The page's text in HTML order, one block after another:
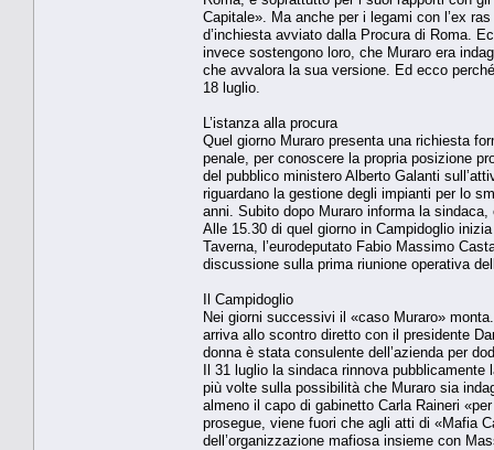
Capitale». Ma anche per i legami con l’ex
d’inchiesta avviato dalla Procura di Roma.
invece sostengono loro, che Muraro era
che avvalora la sua versione. Ed ecco
18 luglio.
L’istanza alla procura
Quel giorno Muraro presenta una richiesta
penale, per conoscere la propria posizione
del pubblico ministero Alberto Galanti
riguardano la gestione degli impianti per lo
anni. Subito dopo Muraro informa la
Alle 15.30 di quel giorno in Campidoglio
Taverna, l’eurodeputato Fabio Massimo
discussione sulla prima riunione operativa
Il Campidoglio
Nei giorni successivi il «caso Muraro»
arriva allo scontro diretto con il presidente
donna è stata consulente dell’azienda per
Il 31 luglio la sindaca rinnova
più volte sulla possibilità che Muraro sia
almeno il capo di gabinetto Carla Raineri
prosegue, viene fuori che agli atti di «Mafia
dell’organizzazione mafiosa insieme con